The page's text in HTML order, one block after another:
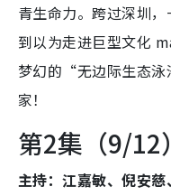
青生命力。跨过深圳
到以为走进巨型文化
梦幻的“无边际生态
家！
第2集（9/12）
主持：江嘉敏、倪安